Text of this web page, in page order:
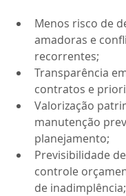
Menos risco de
amadoras e
recorrentes;
Transparência
contratos e
Valorização
manutenção
planejamento;
Previsibilidade
controle
de inadimplência;